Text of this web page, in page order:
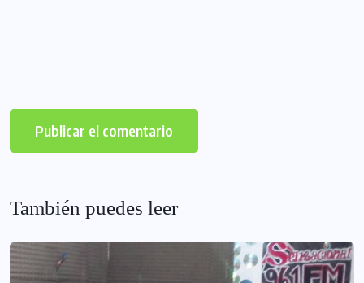
También puedes leer